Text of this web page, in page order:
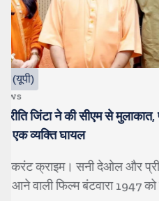
बॉलीवुड
गोंविदा और कोमल हुए स्पॉट,
चल रही है खटपट
मुंबई। करंट क्राइम। 1990
वाले एक्टर गोविंदा अब फिल्मों